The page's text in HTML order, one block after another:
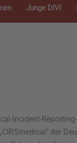
Junge DIVI
Incident-
der